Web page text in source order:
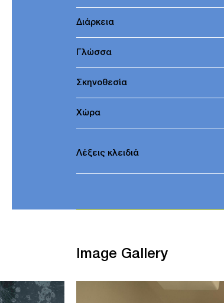
Διάρκεια
Γλώσσα
Σκηνοθεσία
Χώρα
Λέξεις κλειδιά
Image Gallery